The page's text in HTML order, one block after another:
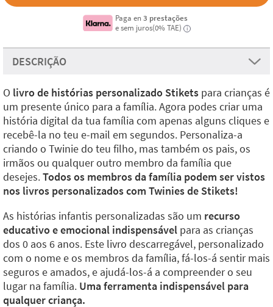
Paga en3 prestações
e sem juros(0% TAE)
i
DESCRIÇÃO
O livro de histórias personalizado Stikets para crianças é
um presente único para a família. Agora podes criar uma
história digital da tua família com apenas alguns cliques e
recebê-la no teu e-mail em segundos. Personaliza-a
criando o Twinie do teu filho, mas também os pais, os
irmãos ou qualquer outro membro da família que
desejes.Todos os membros da família podem ser vistos
nos livros personalizados com Twinies de Stikets!
As histórias infantis personalizadas são um recurso
educativo e emocional indispensável para as crianças
dos 0 aos 6 anos. Este livro descarregável, personalizado
com o nome e os membros da família, fá-los-á sentir mais
seguros e amados, e ajudá-los-á a compreender o seu
lugar na família. Uma ferramenta indispensável para
qualquer criança.